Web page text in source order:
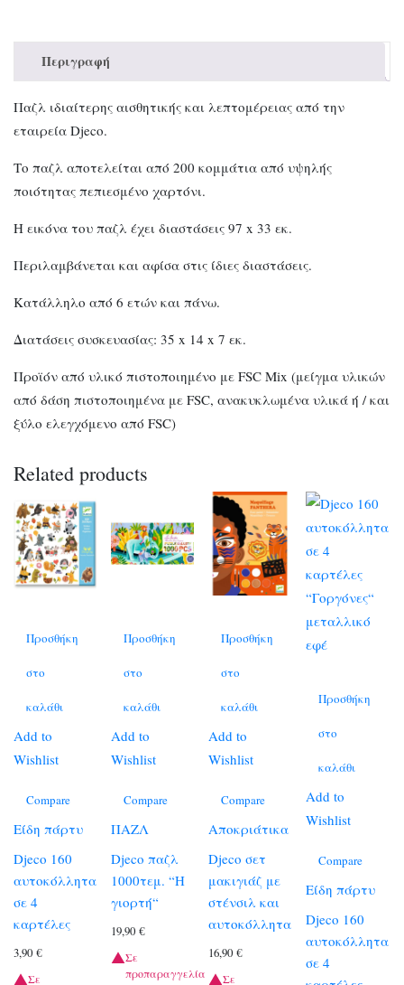
Περιγραφή
Παζλ ιδιαίτερης αισθητικής και λεπτομέρειας από την
εταιρεία Djeco.
Το παζλ αποτελείται από 200 κομμάτια από υψηλής
ποιότητας πεπιεσμένο χαρτόνι.
Η εικόνα του παζλ έχει διαστάσεις 97 x 33 εκ.
Περιλαμβάνεται και αφίσα στις ίδιες διαστάσεις.
Κατάλληλο από 6 ετών και πάνω.
Διατάσεις συσκευασίας: 35 x 14 x 7 εκ.
Προϊόν από υλικό πιστοποιημένο με FSC Mix (μείγμα υλικών
από δάση πιστοποιημένα με FSC, ανακυκλωμένα υλικά ή / και
ξύλο ελεγχόμενο από FSC)
Related products
Προσθήκη
στο
καλάθι
Add to
Wishlist
Compare
Είδη πάρτυ
Djeco 160
αυτοκόλλητα
σε 4
καρτέλες
3,90 €
Σε
Προσθήκη
στο
καλάθι
Add to
Wishlist
Compare
ΠΑΖΛ
Djeco παζλ
1000τεμ. “Η
γιορτή“
19,90€
Σε
προπαραγγελία
Προσθήκη
στο
καλάθι
Add to
Wishlist
Compare
Αποκριάτικα
Djeco σετ
μακιγιάζ με
στένσιλ και
αυτοκόλλητα
16,90€
Σε
Προσθήκη
στο
καλάθι
Add to
Wishlist
Compare
Είδη πάρτυ
Djeco 160
αυτοκόλλητα
σε 4